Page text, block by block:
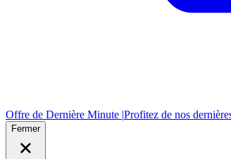
Offre de Dernière Minute |Profitez de nos
Fermer